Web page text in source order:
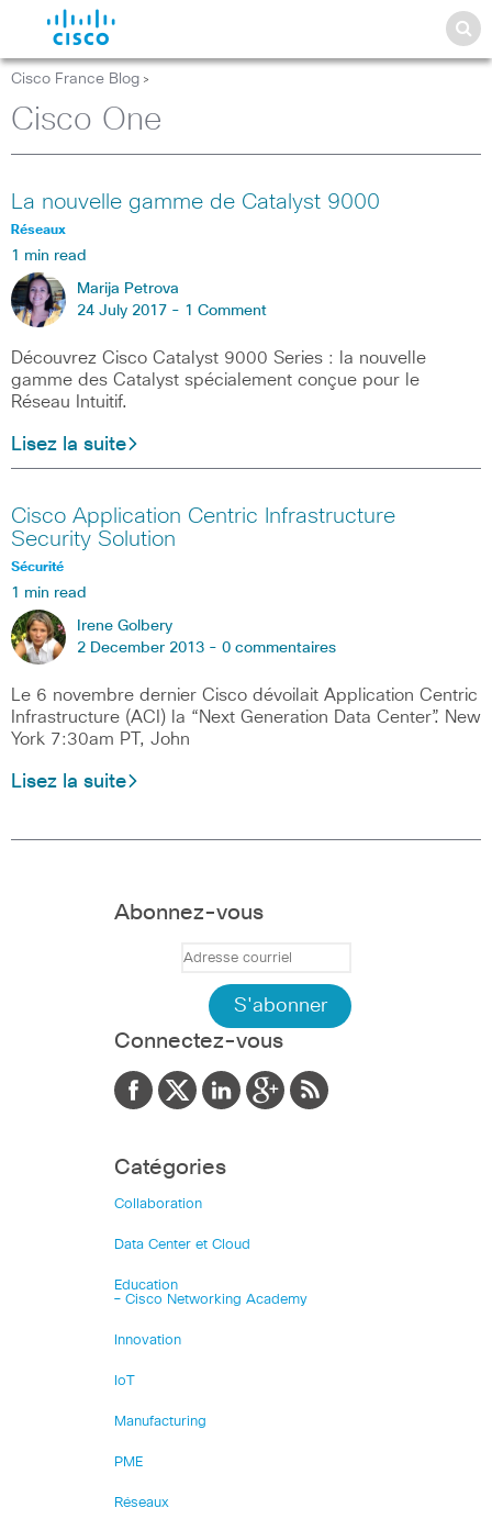
Cisco France Blog >
Cisco One
La nouvelle gamme de Catalyst 9000
Réseaux
1 min read
Marija Petrova
24 July 2017 - 1 Comment
Découvrez Cisco Catalyst 9000 Series : la nouvelle
gamme des Catalyst spécialement conçue pour le
Réseau Intuitif.
Lisez la suite
Cisco Application Centric Infrastructure
Security Solution
Sécurité
1 min read
Irene Golbery
2 December 2013 - 0 commentaires
Le 6 novembre dernier Cisco dévoilait Application Centric
Infrastructure (ACI) la “Next Generation Data Center”. New
York 7:30am PT, John
Lisez la suite
Abonnez-vous
Connectez-vous
Catégories
Collaboration
Data Center et Cloud
Education
– Cisco Networking Academy
Innovation
IoT
Manufacturing
PME
Réseaux